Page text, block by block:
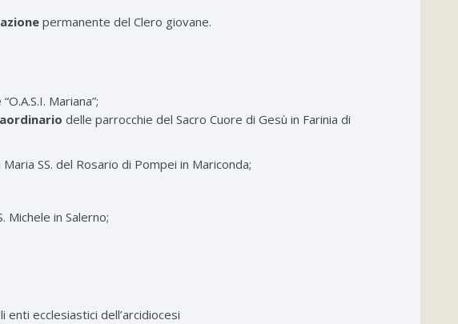
permanente del Clero giovane.
Mariana”;
delle parrocchie del Sacro Cuore di Gesù in Farinia di
SS. del Rosario di Pompei in Mariconda;
Michele in Salerno;
ecclesiastici dell’arcidiocesi